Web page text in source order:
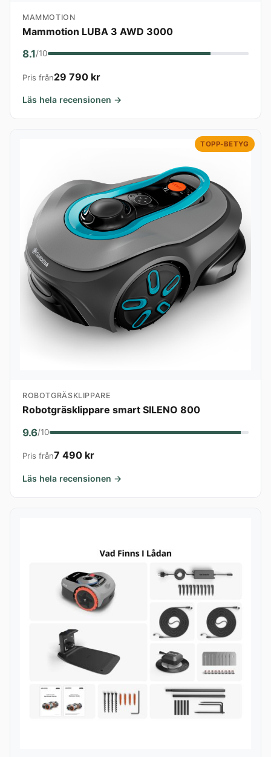
MAMMOTION
Mammotion LUBA 3 AWD 3000
8.1/10
Pris från29 790 kr
Läs hela recensionen →
TOPP-BETYG
ROBOTGRÄSKLIPPARE
Robotgräsklippare smart SILENO 800
9.6/10
Pris från7 490 kr
Läs hela recensionen →